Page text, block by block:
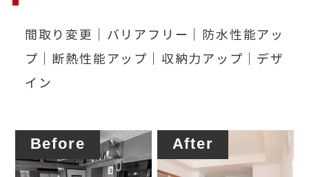
間取り変更｜バリアフリー｜防水性能アッ
プ｜断熱性能アップ｜収納力アップ｜デザ
イン
Before After